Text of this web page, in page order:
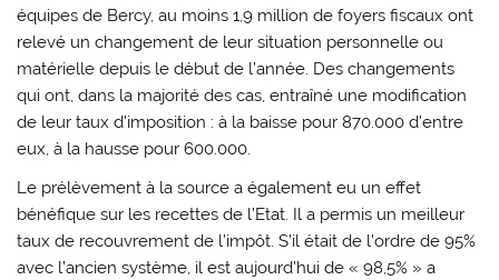
équipes de Bercy, au moins 1,9 million de foyers fiscaux ont
relevé un changement de leur situation personnelle ou
matérielle depuis le début de l’année. Des changements
qui ont, dans la majorité des cas, entraîné une modification
de leur taux d’imposition : à la baisse pour 870.000 d’entre
eux, à la hausse pour 600.000.
Le prélèvement à la source a également eu un effet
bénéfique sur les recettes de l’Etat. Il a permis un meilleur
taux de recouvrement de l’impôt. S’il était de l’ordre de 95%
avec l’ancien système, il est aujourd’hui de « 98,5% » a